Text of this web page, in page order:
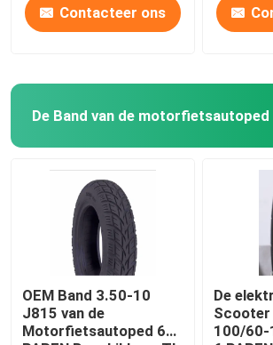
Contacteer ons
De Band van de motorfietsautoped
OEM Band 3.50-10
J815 van de
Motorfietsautoped 6
De
Scooter
100/60-